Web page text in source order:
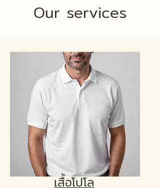
Our services
เสื้อโปโล